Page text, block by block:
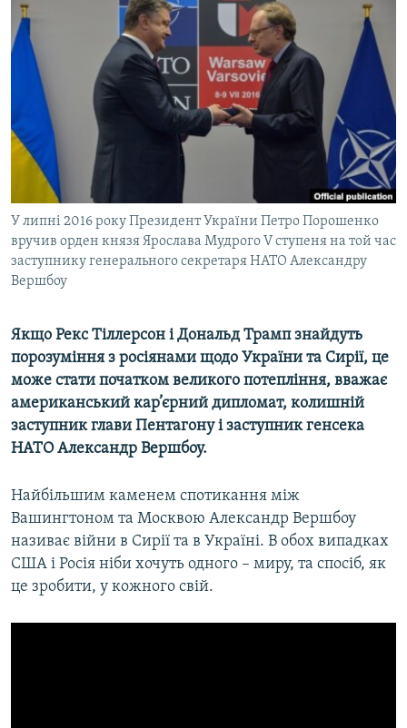
СПЕЦПРОЕКТИ
ДЕПОРТАЦІЯ
ВІДЕОУРОКИ «ELIFBE»
СВІДЧЕННЯ ОКУПАЦІЇ
УКРАЇНСЬКА ПРОБЛЕМА КРИМУ
ІНФОГРАФІКА
ЯК ОБІЙТИ БЛОКУВАННЯ
Русский
Qırımtatar
ДОЛУЧАЙСЯ!
Усі сайти RFE/RL
У липні 2016 року Президент України Петро Порошенко
вручив орден князя Ярослава Мудрого V ступеня на той час
заступнику генерального секретаря НАТО Александру
Вершбоу
Якщо Рекс Тіллерсон і Дональд Трамп знайдуть
порозуміння з росіянами щодо України та Сирії, це
може стати початком великого потепління, вважає
американський кар’єрний дипломат, колишній
заступник глави Пентагону і заступник генсека
НАТО Александр Вершбоу.
Найбільшим каменем спотикання між
Вашингтоном та Москвою Александр Вершбоу
називає війни в Сирії та в Україні. В обох випадках
США і Росія ніби хочуть одного – миру, та спосіб, як
це зробити, у кожного свій.